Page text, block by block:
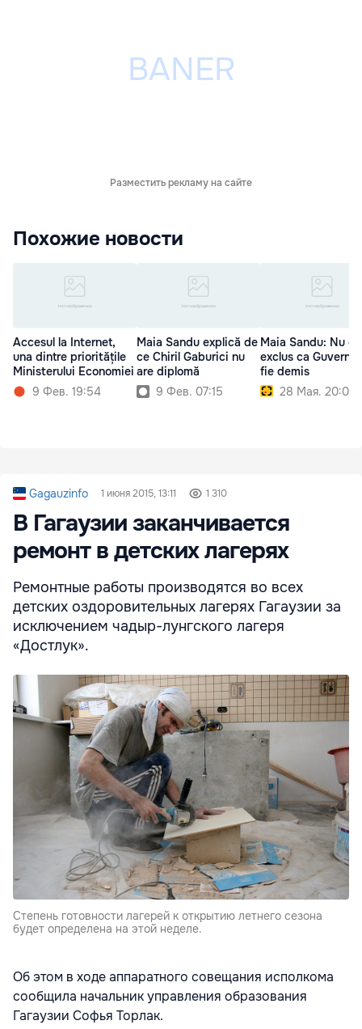
Разместить рекламу на сайте
Похожие новости
Accesul la Internet,
una dintre prioritățile
Ministerului Economiei
9 Фев. 19:54
Maia Sandu explică de
ce Chiril Gaburici nu
are diplomă
9 Фев. 07:15
Maia Sandu: Nu
exclus ca Guvernul
fie demis
28 Мая. 20:02
Gagauzinfo 1 июня 2015, 13:11 1 310
В Гагаузии заканчивается
ремонт в детских лагерях
Ремонтные работы производятся во всех
детских оздоровительных лагерях Гагаузии за
исключением чадыр-лунгского лагеря
«Достлук».
Степень готовности лагерей к открытию летнего сезона
будет определена на этой неделе.
Об этом в ходе аппаратного совещания исполкома
сообщила начальник управления образования
Гагаузии Софья Торлак.